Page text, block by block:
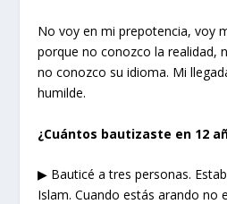
No voy en mi prepotencia, voy
porque no conozco la realidad,
no conozco su idioma. Mi
humilde.
¿Cuántos bautizaste en 12
▶ Bauticé a tres personas.
Islam. Cuando estás arando no